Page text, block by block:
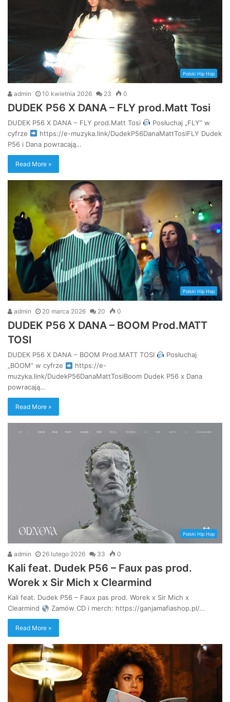
Polski Hip Hop
admin 10 kwietnia 2026 23 0
DUDEK P56 X DANA – FLY prod.Matt Tosi
DUDEK P56 X DANA – FLY prod.Matt Tosi
Posłuchaj „FLY” w
cyfrze
https://e-muzyka.link/DudekP56DanaMattTosiFLY Dudek
P56 i Dana powracają…
Read More »
Polski Hip Hop
admin 20 marca 2026 20 0
DUDEK P56 X DANA – BOOM Prod.MATT
TOSI
DUDEK P56 X DANA – BOOM Prod.MATT TOSI
Posłuchaj
„BOOM” w cyfrze
https://e-
muzyka.link/DudekP56DanaMattTosiBoom Dudek P56 x Dana
powracają…
Read More »
Polski Hip Hop
admin 26 lutego 2026 33 0
Kali feat. Dudek P56 – Faux pas prod.
Worek x Sir Mich x Clearmind
Kali feat. Dudek P56 – Faux pas prod. Worek x Sir Mich x
Clearmind
Zamów CD i merch: https://ganjamafiashop.pl/…
Read More »